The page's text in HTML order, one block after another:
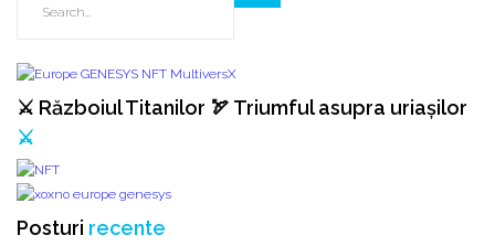
⚔️ Războiul Titanilor 🏹 Triumful asupra uriașilor
⚔️
Posturi recente